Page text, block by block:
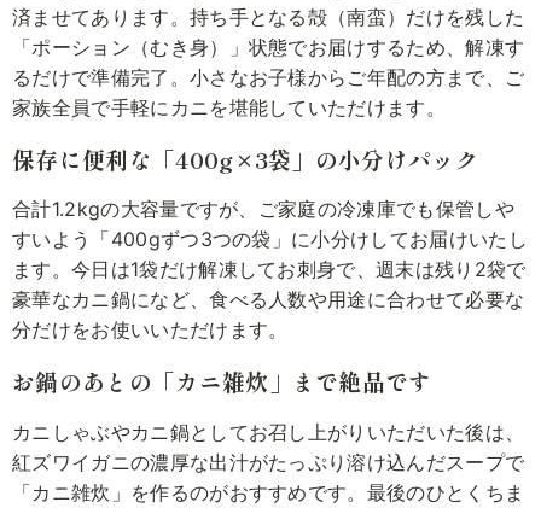
済ませてあります。持ち手となる殻（南蛮）だけを残した
「ポーション（むき身）」状態でお届けするため、解凍す
るだけで準備完了。小さなお子様からご年配の方まで、ご
家族全員で手軽にカニを堪能していただけます。
保存に便利な「400g×3袋」の小分けパック
合計1.2kgの大容量ですが、ご家庭の冷凍庫でも保管しや
すいよう「400gずつ3つの袋」に小分けしてお届けいたし
ます。今日は1袋だけ解凍してお刺身で、週末は残り2袋で
豪華なカニ鍋になど、食べる人数や用途に合わせて必要な
分だけをお使いいただけます。
お鍋のあとの「カニ雑炊」まで絶品です
カニしゃぶやカニ鍋としてお召し上がりいただいた後は、
紅ズワイガニの濃厚な出汁がたっぷり溶け込んだスープで
「カニ雑炊」を作るのがおすすめです。最後のひとくちま